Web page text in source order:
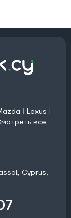
| Lexus |
все
Cyprus,